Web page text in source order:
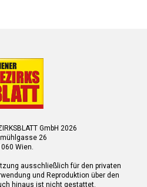
GmbH 2026
26
Wien.
ausschließlich für den privaten
und Reproduktion über den
hinaus ist nicht gestattet.